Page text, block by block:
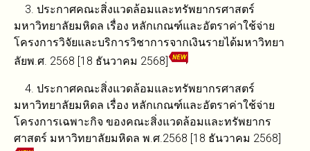
3. ประกาศคณะสิ่งแวดล้อมและทรัพยากรศาสตร์
มหาวิทยาลัยมหิดล เรื่อง หลักเกณฑ์และอัตราค่าใช้จ่าย
โครงการวิจัยและบริการวิชาการจากเงินรายได้มหาวิทยา
ลัยพ.ศ. 2568 [18 ธันวาคม 2568]
4. ประกาศคณะสิ่งแวดล้อมและทรัพยากรศาสตร์
มหาวิทยาลัยมหิดล เรื่อง หลักเกณฑ์และอัตราค่าใช้จ่าย
โครงการเฉพาะกิจ ของคณะสิ่งแวดล้อมและทรัพยากร
ศาสตร์ มหาวิทยาลัยมหิดล พ.ศ.2568 [18 ธันวาคม 2568]